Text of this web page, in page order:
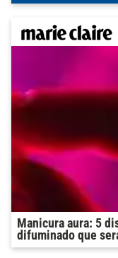
Manicura aura: 5
difuminado que